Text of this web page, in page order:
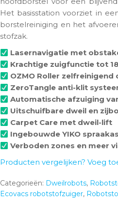
Het basisstation voorziet in
borstelreiniging en het
stofzak.
Lasernavigatie met
Krachtige zuigfunctie tot
OZMO Roller zelfreinigend
ZeroTangle anti-klit
Automatische afzuiging
Uitschuifbare dweil en
Carpet Care met dweil-lift
Ingebouwde YIKO
Verboden zones en meer
Producten vergelijken? Voeg
Categorieën: Dweilrobots,
Ecovacs robotstofzuiger,